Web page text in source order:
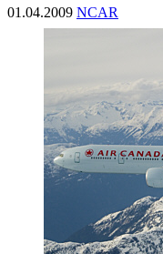
01.04.2009 NCAR